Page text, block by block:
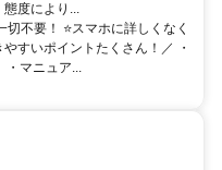
度により...
不要！ ⭐スマホに詳しくなく
すいポイントたくさん！／ ・
・マニュア...